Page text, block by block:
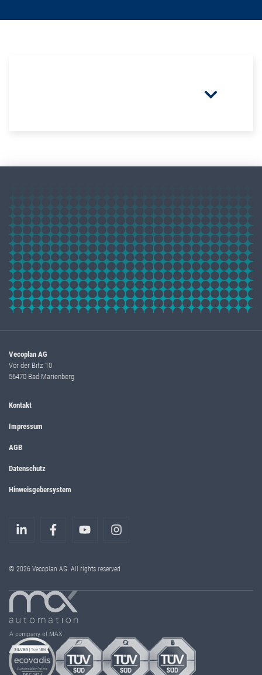
Vecoplan AG
Vor der Bitz 10
56470 Bad Marienberg
Kontakt
Impressum
AGB
Datenschutz
Hinweisgebersystem
© 2026 Vecoplan AG. All rights reserved